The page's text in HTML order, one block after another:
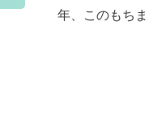
年、このもち